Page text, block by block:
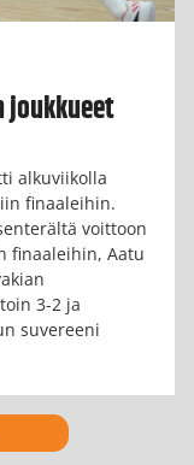
joukkueet
alkuviikolla
finaaleihin.
voittoon
finaaleihin, Aatu
3-2 ja
suvereeni